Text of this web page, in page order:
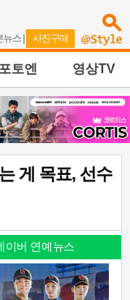
뉴스 | 사진구매
포토엔 영상TV
게 목표, 선수
이버 연예뉴스